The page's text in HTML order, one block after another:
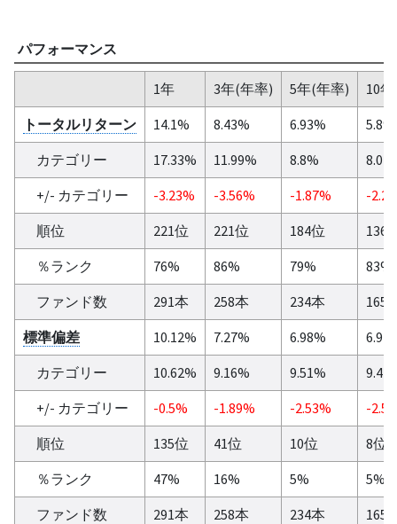
パフォーマンス
1年 3年(年率) 5年(年率)
10
トータルリターン
14.1% 8.43% 6.93%
5.8%
カテゴリー
17.33% 11.99% 8.8%
+/- カテゴリー
-3.23% -3.56% -1.87%
-
順位
221位 221位 184位
136
％ランク
76% 86% 79%
83%
ファンド数
291本 258本 234本
165
標準偏差
10.12% 7.27% 6.98%
カテゴリー
10.62% 9.16% 9.51%
+/- カテゴリー
-0.5% -1.89% -2.53%
-
順位
135位 41位 10位
8位
％ランク
47% 16% 5%
5%
ファンド数
291本 258本 234本
165